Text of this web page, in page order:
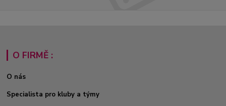
O FIRMĚ :
O nás
Specialista pro kluby a týmy